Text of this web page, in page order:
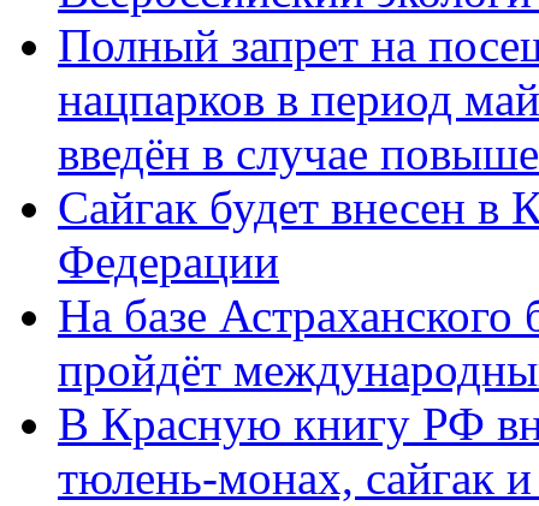
Полный запрет на
нацпарков в период
введён в случае
Сайгак будет внесен в
Федерации
На базе Астраханского
пройдёт
В Красную книгу РФ
тюлень-монах, сайгак и